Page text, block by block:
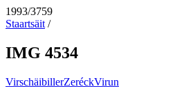
1993/3759
Staartsäit /
IMG 4534
VirschäibillerZeréckVirun